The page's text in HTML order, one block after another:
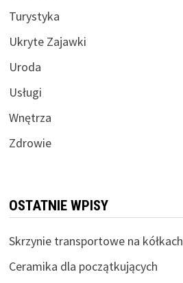
Turystyka
Ukryte Zajawki
Uroda
Usługi
Wnętrza
Zdrowie
OSTATNIE WPISY
Skrzynie transportowe na kółkach
Ceramika dla początkujących